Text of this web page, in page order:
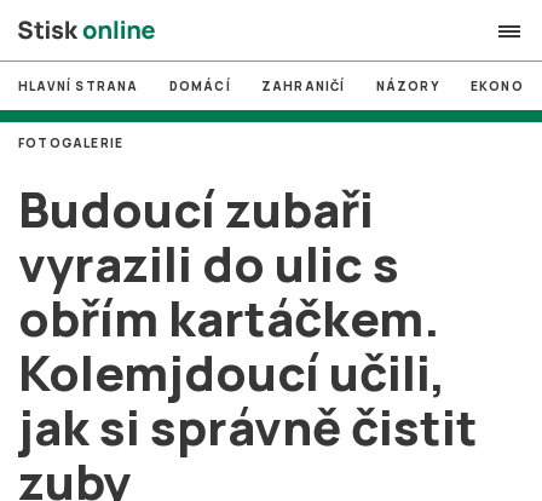
search
# MUNI
# Brno
# volby
login PŘIHLÁSIT SE
Zapomněli jste heslo?
HLAVNÍ STRANA DOMÁCÍ ZAHRANIČÍ NÁZORY
Budoucí zubaři
vyrazili do ulic s
obřím kartáčkem.
Kolemjdoucí učili,
jak si správně čistit
zuby
FOTOGALERIE